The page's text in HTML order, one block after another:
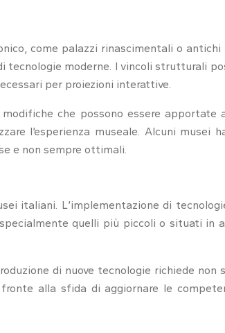
come palazzi rinascimentali o
tecnologie moderne. I vincoli strutturali
per proiezioni interattive.
che possono essere
l’esperienza museale. Alcuni musei
e non sempre ottimali.
italiani. L’implementazione di
quelli più piccoli o situati
di nuove tecnologie richiede
alla sfida di aggiornare le